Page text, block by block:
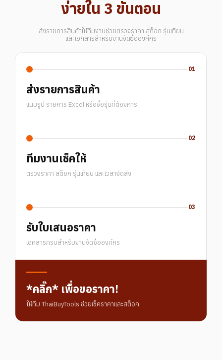
ง่ายใน 3 ขั้นตอน
ส่งรายการสินค้าให้ทีมงานช่วยตรวจราคา สต็อก รุ่นเทียบ
และเอกสารสำหรับงานจัดซื้อองค์กร
01
ส่งรายการสินค้า
แนบรูป รายการ Excel หรือชื่อรุ่นที่ต้องการ
02
ทีมงานเช็คให้
ตรวจราคา สต็อก รุ่นเทียบ และเวลาจัดส่ง
03
รับใบเสนอราคา
เอกสารครบสำหรับงานจัดซื้อองค์กร
*คลิ๊ก* เพื่อขอราคา!
ให้ทีม ThaiBuyTools ช่วยเช็คราคาและสต็อก